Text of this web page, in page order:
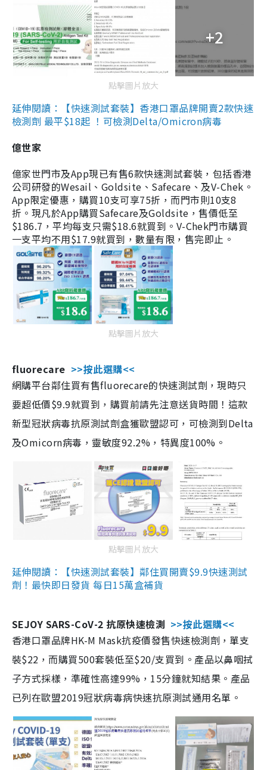
+2
點擊圖片放大
延伸閱讀：【快速測試套裝】香港口罩品牌開賣2款快速
檢測劑 最平$18起 ！可檢測Delta/Omicron病毒
億世家
億家世門市及App現已有售6款快速測試套裝，包括香港
公司研發的Wesail、Goldsite、Safecare、及V-Chek。
App限定優惠，購買10支可享75折，而門市則10支8
折。現凡於App購買Safecare及Goldsite，售價低至
$186.7，平均每支只需$18.6就買到。V-Chek門市購買
一支平均不用$17.9就買到，數量有限，售完即止。
點擊圖片放大
fluorecare >>按此選購<<
網購平台鄰住買有售fluorecare的快速測試劑，現時只
要超低價$9.9就買到，購買前請先注意送貨時間！這款
新型冠狀病毒抗原測試劑盒獲歐盟認可，可檢測到Delta
及Omicorn病毒，靈敏度92.2%，特異度100%。
點擊圖片放大
延伸閱讀：【快速測試套裝】鄰住買開賣$9.9快速測試
劑！最快即日發貨 每日15萬盒補貨
SEJOY SARS-CoV-2 抗原快速檢測 >>按此選購<<
香港口罩品牌HK-M Mask抗疫價發售快速檢測劑，單支
裝$22，而購買500套裝低至$20/支買到。產品以鼻咽拭
子方式採樣，準確性高達99%，15分鐘就知結果。產品
已列在歐盟2019冠狀病毒病快速抗原測試通用名單。